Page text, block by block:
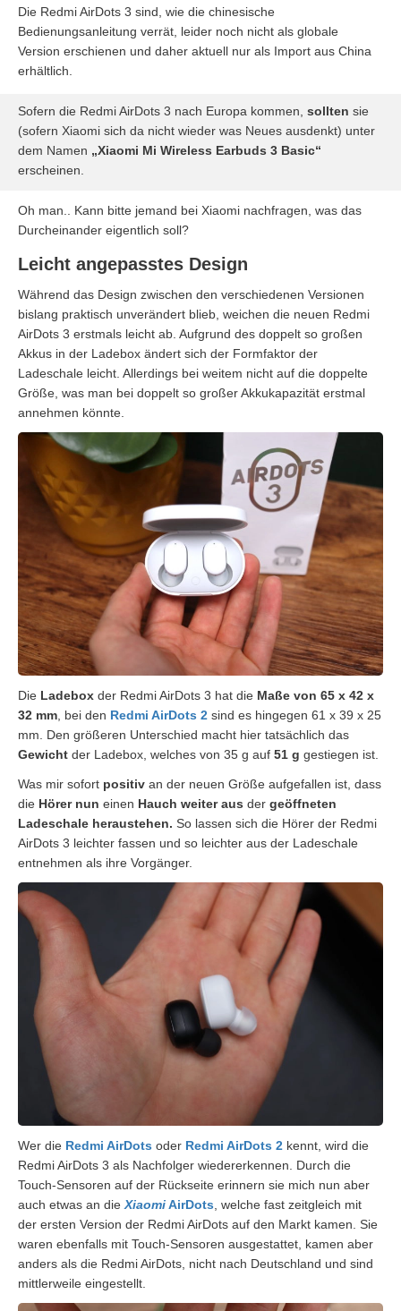
Die Redmi AirDots 3 sind, wie die chinesische
Bedienungsanleitung verrät, leider noch nicht als globale
Version erschienen und daher aktuell nur als Import aus China
erhältlich.
Sofern die Redmi AirDots 3 nach Europa kommen, sollten sie
(sofern Xiaomi sich da nicht wieder was Neues ausdenkt) unter
dem Namen „Xiaomi Mi Wireless Earbuds 3 Basic“
erscheinen.
Oh man.. Kann bitte jemand bei Xiaomi nachfragen, was das
Durcheinander eigentlich soll?
Leicht angepasstes Design
Während das Design zwischen den verschiedenen Versionen
bislang praktisch unverändert blieb, weichen die neuen Redmi
AirDots 3 erstmals leicht ab. Aufgrund des doppelt so großen
Akkus in der Ladebox ändert sich der Formfaktor der
Ladeschale leicht. Allerdings bei weitem nicht auf die doppelte
Größe, was man bei doppelt so großer Akkukapazität erstmal
annehmen könnte.
Die Ladebox der Redmi AirDots 3 hat die Maße von 65 x 42 x
32 mm , bei den Redmi AirDots 2 sind es hingegen 61 x 39 x 25
mm. Den größeren Unterschied macht hier tatsächlich das
Gewicht der Ladebox, welches von 35 g auf 51 g gestiegen ist.
Was mir sofort positiv an der neuen Größe aufgefallen ist, dass
die Hörer nun einen Hauch weiter aus der geöffneten
Ladeschale heraustehen. So lassen sich die Hörer der Redmi
AirDots 3 leichter fassen und so leichter aus der Ladeschale
entnehmen als ihre Vorgänger.
Wer die Redmi AirDots oder Redmi AirDots 2 kennt, wird die
Redmi AirDots 3 als Nachfolger wiedererkennen. Durch die
Touch-Sensoren auf der Rückseite erinnern sie mich nun aber
auch etwas an die XiaomiAirDots , welche fast zeitgleich mit
der ersten Version der Redmi AirDots auf den Markt kamen. Sie
waren ebenfalls mit Touch-Sensoren ausgestattet, kamen aber
anders als die Redmi AirDots, nicht nach Deutschland und sind
mittlerweile eingestellt.